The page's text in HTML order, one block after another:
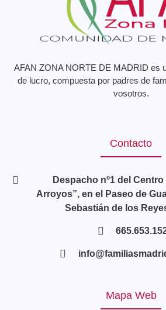
AFAN ZONA NORTE DE MADRID es
de lucro, compuesta por padres de
vosotros.
Contacto
Despacho nº1 del
Arroyos”, en el Paseo de
Sebastián de los
Mapa Web